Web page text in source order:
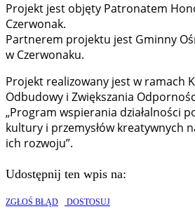
Projekt jest objęty Patronatem
Czerwonak.
Partnerem projektu jest Gminny
w Czerwonaku.
Projekt realizowany jest w ramach
Odbudowy i Zwiększania
„Program wspierania działalności
kultury i przemysłów kreatywnych
ich rozwoju”.
Udostępnij ten wpis na:
ZGŁOŚ BŁĄD DOSTOSUJ